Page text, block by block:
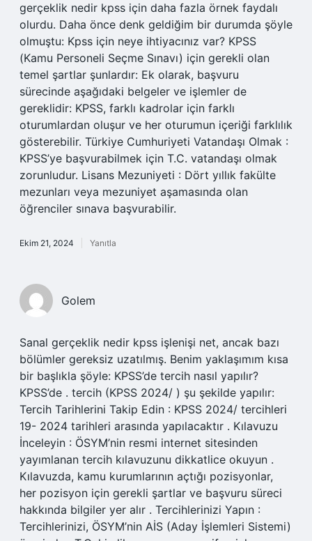
gerçeklik nedir kpss için daha fazla örnek faydalı
olurdu. Daha önce denk geldiğim bir durumda şöyle
olmuştu: Kpss için neye ihtiyacınız var? KPSS
(Kamu Personeli Seçme Sınavı) için gerekli olan
temel şartlar şunlardır: Ek olarak, başvuru
sürecinde aşağıdaki belgeler ve işlemler de
gereklidir: KPSS, farklı kadrolar için farklı
oturumlardan oluşur ve her oturumun içeriği farklılık
gösterebilir. Türkiye Cumhuriyeti Vatandaşı Olmak :
KPSS’ye başvurabilmek için T.C. vatandaşı olmak
zorunludur. Lisans Mezuniyeti : Dört yıllık fakülte
mezunları veya mezuniyet aşamasında olan
öğrenciler sınava başvurabilir.
Ekim 21, 2024 Yanıtla
Golem
Sanal gerçeklik nedir kpss işlenişi net, ancak bazı
bölümler gereksiz uzatılmış. Benim yaklaşımım kısa
bir başlıkla şöyle: KPSS’de tercih nasıl yapılır?
KPSS’de . tercih (KPSS 2024/ ) şu şekilde yapılır:
Tercih Tarihlerini Takip Edin : KPSS 2024/ tercihleri
19- 2024 tarihleri arasında yapılacaktır . Kılavuzu
İnceleyin : ÖSYM’nin resmi internet sitesinden
yayımlanan tercih kılavuzunu dikkatlice okuyun .
Kılavuzda, kamu kurumlarının açtığı pozisyonlar,
her pozisyon için gerekli şartlar ve başvuru süreci
hakkında bilgiler yer alır . Tercihlerinizi Yapın :
Tercihlerinizi, ÖSYM’nin AİS (Aday İşlemleri Sistemi)